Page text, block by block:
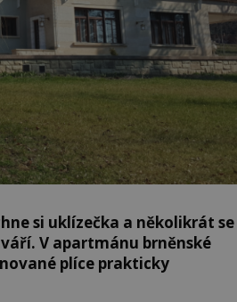
si uklízečka a několikrát se
V apartmánu brněnské
plíce prakticky